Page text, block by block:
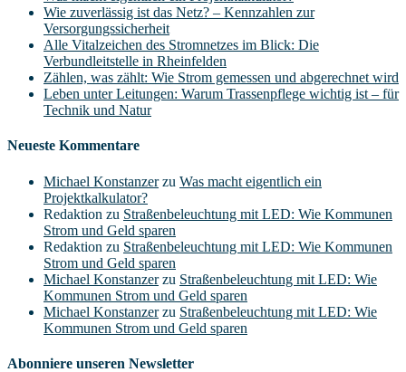
Wie zuverlässig ist das Netz? – Kennzahlen zur
Versorgungssicherheit
Alle Vitalzeichen des Stromnetzes im Blick: Die
Verbundleitstelle in Rheinfelden
Zählen, was zählt: Wie Strom gemessen und abgerechnet wird
Leben unter Leitungen: Warum Trassenpflege wichtig ist – für
Technik und Natur
Neueste Kommentare
Michael Konstanzerzu Was macht eigentlich ein
Projektkalkulator?
Redaktion zu Straßenbeleuchtung mit LED: Wie Kommunen
Strom und Geld sparen
Redaktion zu Straßenbeleuchtung mit LED: Wie Kommunen
Strom und Geld sparen
Michael Konstanzerzu Straßenbeleuchtung mit LED: Wie
Kommunen Strom und Geld sparen
Michael Konstanzerzu Straßenbeleuchtung mit LED: Wie
Kommunen Strom und Geld sparen
Abonniere unseren Newsletter